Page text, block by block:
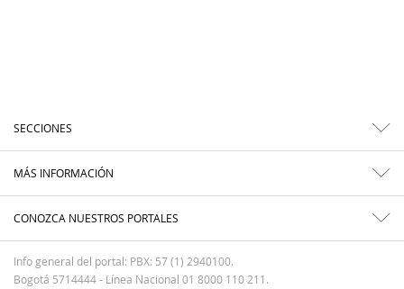
SECCIONES
MÁS INFORMACIÓN
CONOZCA NUESTROS PORTALES
Info general del portal: PBX: 57 (1) 2940100.
Bogotá 5714444 - Línea Nacional 01 8000 110 211.